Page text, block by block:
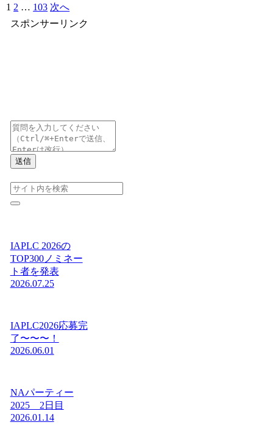
1 2 … 103 次へ
スポンサーリンク
送信
IAPLC 2026の
TOP300ノミネー
ト者を発表
2026.07.25
IAPLC2026応募完
了〜〜〜！
2026.06.01
NAパーティー
2025 2日目
2026.01.14